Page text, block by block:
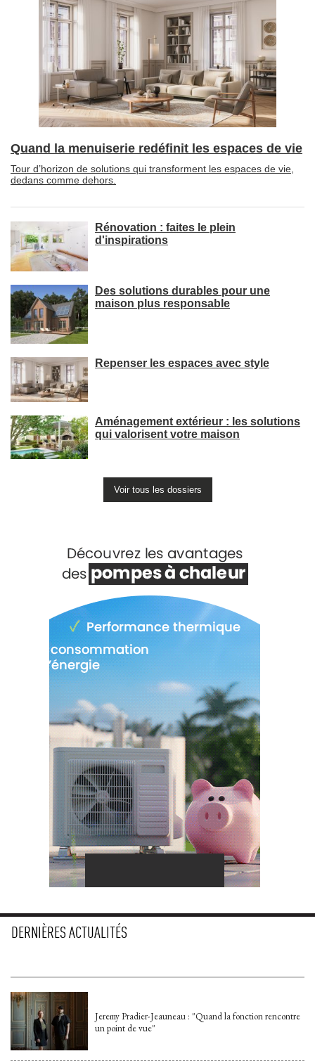
Quand la menuiserie redéfinit les espaces de vie
Tour d’horizon de solutions qui transforment les espaces de vie,
dedans comme dehors.
Rénovation : faites le plein
d'inspirations
Des solutions durables pour une
maison plus responsable
Repenser les espaces avec style
Aménagement extérieur : les solutions
qui valorisent votre maison
Voir tous les dossiers
DERNIÈRES ACTUALITÉS
Jeremy Pradier-Jeauneau : "Quand la fonction rencontre
un point de vue"